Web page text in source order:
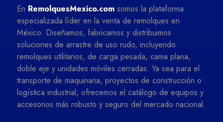
En RemolquesMexico.com somos la plataforma
especializada líder en la venta de remolques en
México. Diseñamos, fabricamos y distribuimos
soluciones de arrastre de uso rudo, incluyendo
remolques utilitarios, de carga pesada, cama plana,
doble eje y unidades móviles cerradas. Ya sea para el
transporte de maquinaria, proyectos de construcción o
logística industrial, ofrecemos el catálogo de equipos y
accesorios más robusto y seguro del mercado nacional.